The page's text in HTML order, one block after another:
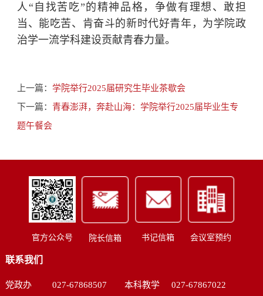
人“自找苦吃”的精神品格，争做有理想、敢担
当、能吃苦、肯奋斗的新时代好青年，为学院政
治学一流学科建设贡献青春力量。
上一篇： 学院举行2025届研究生毕业茶歇会
下一篇： 青春澎湃，奔赴山海：学院举行2025届毕业生专
题午餐会
官方公众号 院长信箱 书记信箱 会议室预约
联系我们
党政办 027-67868507 本科教学 027-67867022